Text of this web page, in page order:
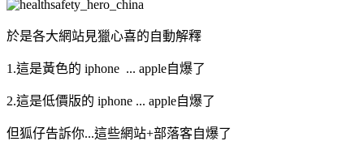
於是各大網站見獵心喜的自動解釋
1.這是黃色的 iphone ... apple自爆了
2.這是低價版的 iphone ... apple自爆了
但狐仔告訴你...這些網站+部落客自爆了